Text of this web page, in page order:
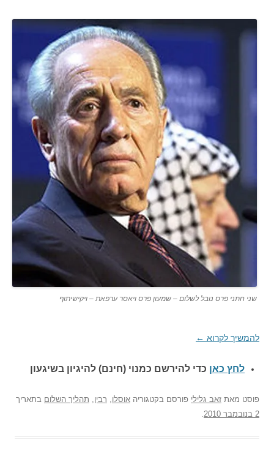
שני חתני פרס נובל לשלום – שמעון פרס ויאסר ערפאת – ויקישיתוף
להמשיך לקרוא ←
לחץ כאן כדי להירשם כמנוי (חינם) להיגיון בשיגעון
פוסט מאת זאב גלילי פורסם בקטגוריה אוסלו, רבין, תהליך השלום בתאריך
2 בנובמבר 2010
.